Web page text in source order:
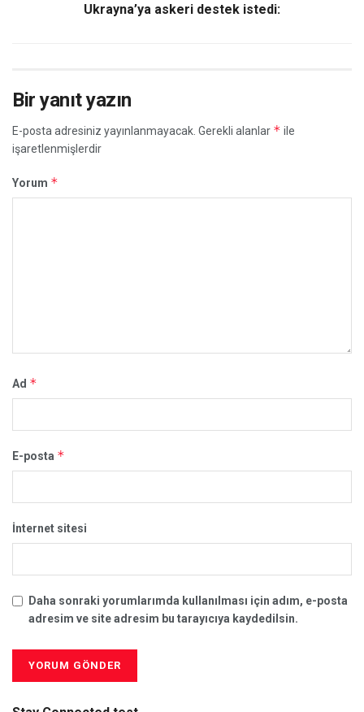
Ukrayna’ya askeri destek istedi:
Bir yanıt yazın
E-posta adresiniz yayınlanmayacak. Gerekli alanlar * ile
işaretlenmişlerdir
Yorum *
Ad *
E-posta *
İnternet sitesi
Daha sonraki yorumlarımda kullanılması için adım, e-posta
adresim ve site adresim bu tarayıcıya kaydedilsin.